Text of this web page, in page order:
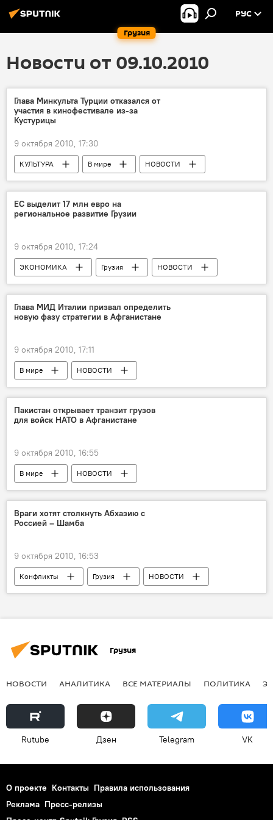
Грузия
РУС
Новости от 09.10.2010
Глава Минкульта Турции отказался от
участия в кинофестивале из-за
Кустурицы
9 октября 2010, 17:30
КУЛЬТУРА В мире НОВОСТИ
ЕС выделит 17 млн евро на
региональное развитие Грузии
9 октября 2010, 17:24
ЭКОНОМИКА Грузия НОВОСТИ
Глава МИД Италии призвал определить
новую фазу стратегии в Афганистане
9 октября 2010, 17:11
В мире НОВОСТИ
Пакистан открывает транзит грузов
для войск НАТО в Афганистане
9 октября 2010, 16:55
В мире НОВОСТИ
Враги хотят столкнуть Абхазию с
Россией – Шамба
9 октября 2010, 16:53
Конфликты Грузия
НОВОСТИ
ПРОИСШЕСТВИЯ
Грузия
НОВОСТИ АНАЛИТИКА ВСЕ МАТЕРИАЛЫ ПОЛИТИКА
Rutube Дзен Telegram VK
О проекте Контакты Правила использования
Реклама Пресс-релизы